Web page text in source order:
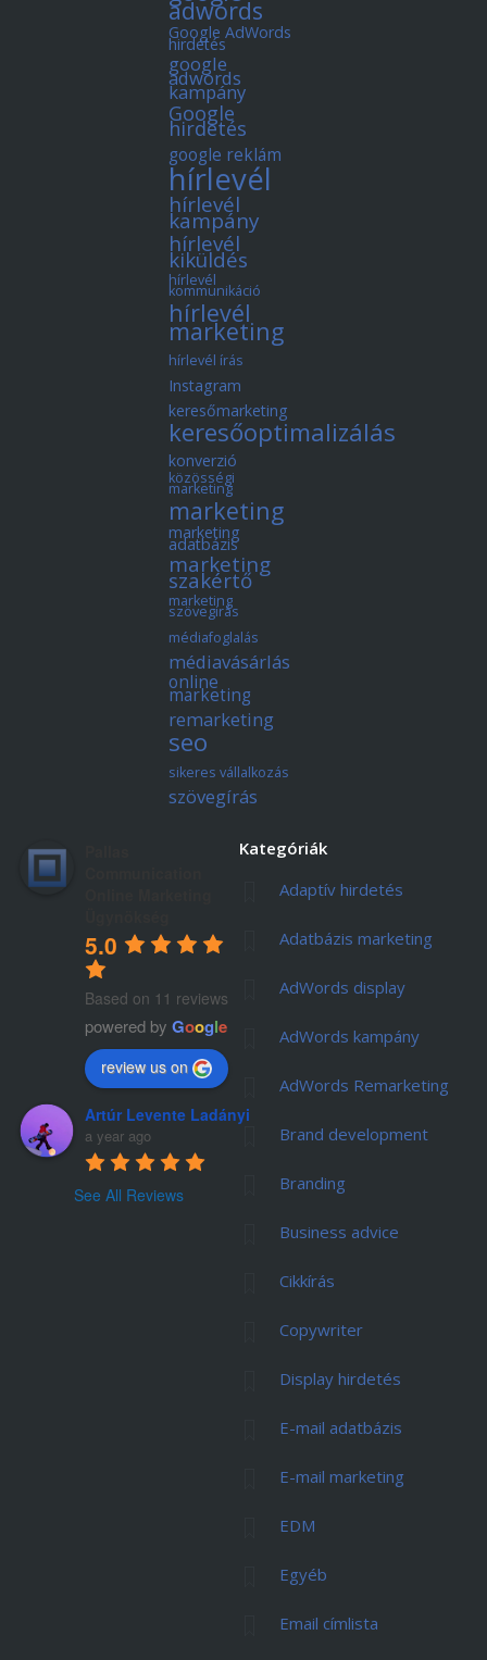
adwords
Google AdWords
hirdetés
google
adwords
kampány
Google
hirdetés
google reklám
hírlevél
hírlevél
kampány
hírlevél
kiküldés
hírlevél
kommunikáció
hírlevél
marketing
hírlevél írás
Instagram
keresőmarketing
keresőoptimalizálás
konverzió
közösségi
marketing
marketing
marketing
adatbázis
marketing
szakértő
marketing
szövegírás
médiafoglalás
médiavásárlás
online
marketing
remarketing
seo
sikeres vállalkozás
szövegírás
5.0
Based on 11 reviews
powered by Google
review us on
Artúr Levente Ladányi
a year ago
See All Reviews
Kategóriák
Adaptív hirdetés
Adatbázis marketing
AdWords display
AdWords kampány
AdWords Remarketing
Brand development
Branding
Business advice
Cikkírás
Copywriter
Display hirdetés
E-mail adatbázis
E-mail marketing
EDM
Egyéb
Email címlista